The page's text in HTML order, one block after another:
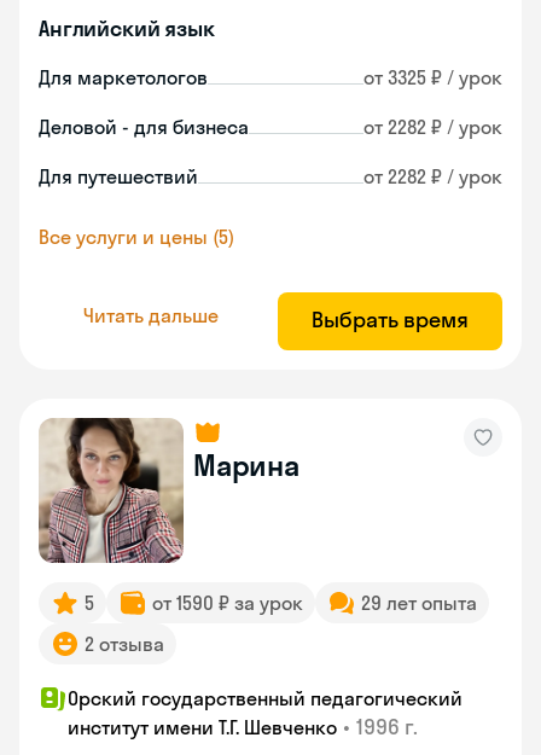
Английский язык
Для маркетологов от 3325 ₽ / урок
Деловой - для бизнеса от 2282 ₽ / урок
Для путешествий от 2282 ₽ / урок
Все услуги и цены (5)
Читать дальше Выбрать время
Марина
5 от 1590 ₽ за урок
29 лет опыта
2 отзыва
Орский государственный педагогический
институт имени Т.Г. Шевченко • 1996 г.